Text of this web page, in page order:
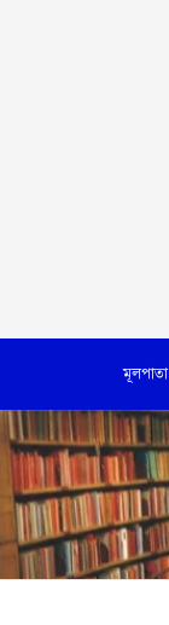
মূলপাতা